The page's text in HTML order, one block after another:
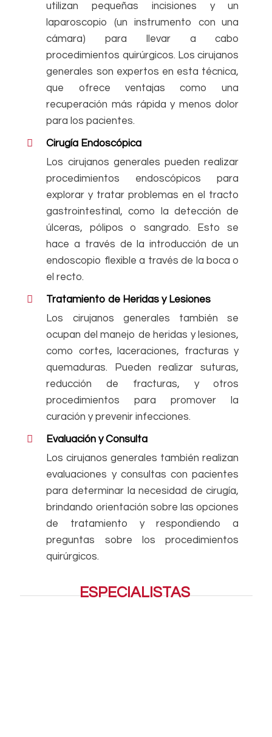
utilizan pequeñas incisiones y un
laparoscopio (un instrumento con una
cámara) para llevar a cabo
procedimientos quirúrgicos. Los cirujanos
generales son expertos en esta técnica,
que ofrece ventajas como una
recuperación más rápida y menos dolor
para los pacientes.
Cirugía Endoscópica
Los cirujanos generales pueden realizar
procedimientos endoscópicos para
explorar y tratar problemas en el tracto
gastrointestinal, como la detección de
úlceras, pólipos o sangrado. Esto se
hace a través de la introducción de un
endoscopio flexible a través de la boca o
el recto.
Tratamiento de Heridas y Lesiones
Los cirujanos generales también se
ocupan del manejo de heridas y lesiones,
como cortes, laceraciones, fracturas y
quemaduras. Pueden realizar suturas,
reducción de fracturas, y otros
procedimientos para promover la
curación y prevenir infecciones.
Evaluación y Consulta
Los cirujanos generales también realizan
evaluaciones y consultas con pacientes
para determinar la necesidad de cirugía,
brindando orientación sobre las opciones
de tratamiento y respondiendo a
preguntas sobre los procedimientos
quirúrgicos.
ESPECIALISTAS